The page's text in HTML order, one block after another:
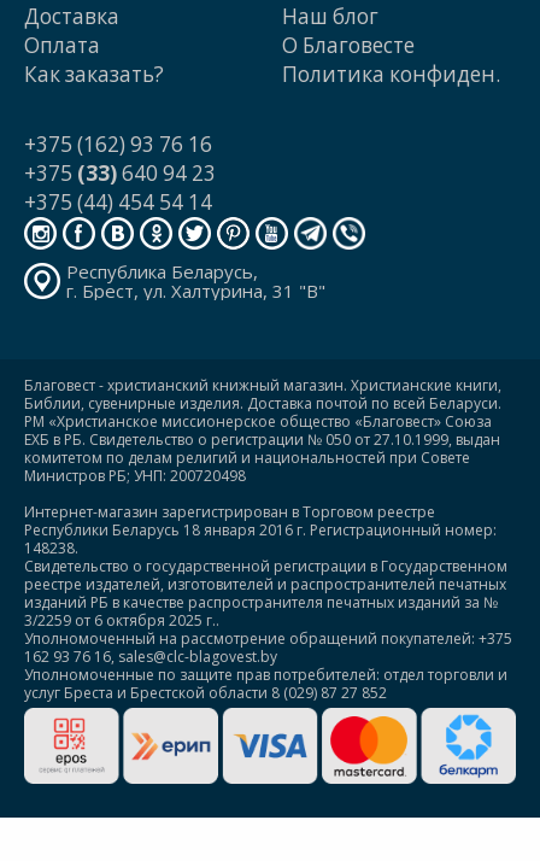
Доставка
Оплата
Как заказать?
Наш блог
О Благовесте
Политика конфиден.
+375 (162) 93 76 16
+375 (33)640 94 23
+375 (44) 454 54 14
Республика Беларусь,
г. Брест, ул. Халтурина, 31 "В"
Благовест - христианский книжный магазин. Христианские книги,
Библии, сувенирные изделия. Доставка почтой по всей Беларуси.
РМ «Христианское миссионерское общество «Благовест» Союза
ЕХБ в РБ. Свидетельство о регистрации № 050 от 27.10.1999, выдан
комитетом по делам религий и национальностей при Совете
Министров РБ; УНП: 200720498
Интернет-магазин зарегистрирован в Торговом реестре
Республики Беларусь 18 января 2016 г. Регистрационный номер:
148238.
Свидетельство о государственной регистрации в Государственном
реестре издателей, изготовителей и распространителей печатных
изданий РБ в качестве распространителя печатных изданий за №
3/2259 от 6 октября 2025 г..
Уполномоченный на рассмотрение обращений покупателей: +375
162 93 76 16, sales@clc-blagovest.by
Уполномоченные по защите прав потребителей: отдел торговли и
услуг Бреста и Брестской области 8 (029) 87 27 852